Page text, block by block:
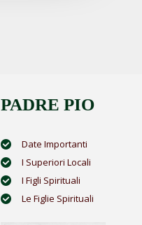
PADRE PIO
Date Importanti
I Superiori Locali
I Figli Spirituali
Le Figlie Spirituali